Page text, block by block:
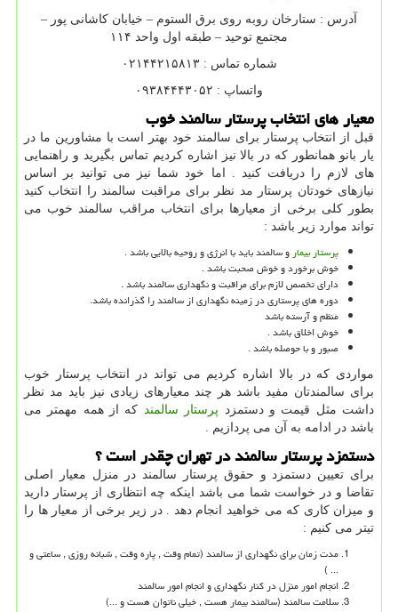
آدرس : ستارخان روبه روی برق الستوم – خیابان کاشانی پور –
مجتمع توحید – طبقه اول واحد ۱۱۴
شماره تماس : ۰۲۱۴۴۲۱۵۸۱۳
واتساپ : ۰۹۳۸۴۴۴۳۰۵۲
معیار های انتخاب پرستار سالمند خوب
قبل از انتخاب پرستار برای سالمند خود بهتر است با مشاورین ما در
یار بانو همانطور که در بالا نیز اشاره کردیم تماس بگیرید و راهنمایی
های لازم را دریافت کنید . اما خود شما نیز می توانید بر اساس
نیازهای خودتان پرستار مد نظر برای مراقبت سالمند را انتخاب کنید
بطور کلی برخی از معیارها برای انتخاب مراقب سالمند خوب می
تواند موارد زیر باشد :
پرستار بیمار و سالمند باید با انرژی و روحیه بالایی باشد .
خوش برخورد و خوش صحبت باشد .
دارای تخصص لازم برای مراقبت و نگهداری سالمند باشد .
دوره های پرستاری در زمینه نگهداری از سالمند را گذرانده باشد.
منظم و آرسته باشد
خوش اخلاق باشد .
صبور و با حوصله باشد .
مواردی که در بالا اشاره کردیم می تواند در انتخاب پرستار خوب
برای سالمندتان مفید باشد هر چند معیارهای زیادی نیز باید مد نظر
داشت مثل قیمت و دستمزد پرستار سالمند که از همه مهمتر می
باشد در ادامه به آن می پردازیم .
دستمزد پرستار سالمند در تهران چقدر است ؟
برای تعیین دستمزد و حقوق پرستار سالمند در منزل معیار اصلی
تقاضا و در خواست شما می باشد اینکه چه انتظاری از پرستار دارید
و میزان کاری که می خواهید انجام دهد . در زیر برخی از معیار ها را
تیتر می کنیم :
مدت زمان برای نگهداری از سالمند (تمام وقت , پاره وقت , شبانه روزی , ساعتی و
... )
انجام امور منزل در کنار نگهداری و انجام امور سالمند
سلامت سالمند (سالمند بیمار هست , خیلی ناتوان هست و ...)